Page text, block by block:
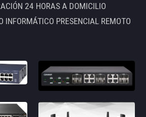
24 HORAS A DOMICILIO
INFORMÁTICO PRESENCIAL REMOTO